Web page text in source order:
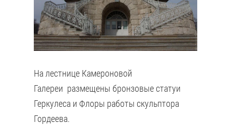
На лестнице Камероновой
Галереи размещены бронзовые статуи
Геркулеса и Флоры работы скульптора
Гордеева.